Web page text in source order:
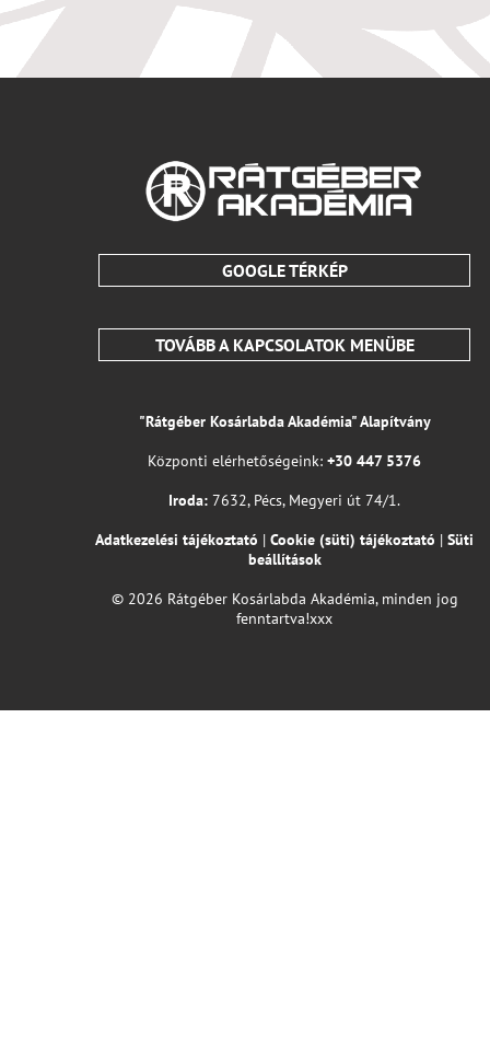
GOOGLE TÉRKÉP
TOVÁBB A KAPCSOLATOK MENÜBE
"Rátgéber Kosárlabda Akadémia" Alapítvány
Központi elérhetőségeink: +30 447 5376
Iroda: 7632, Pécs, Megyeri út 74/1.
Adatkezelési tájékoztató | Cookie (süti) tájékoztató | Süti
beállítások
© 2026 Rátgéber Kosárlabda Akadémia, minden jog
fenntartva!xxx